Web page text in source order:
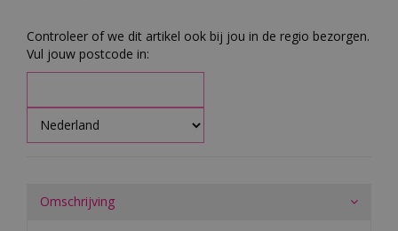
Controleer of we dit artikel ook bij jou in de regio bezorgen.
Vul jouw postcode in:
Omschrijving